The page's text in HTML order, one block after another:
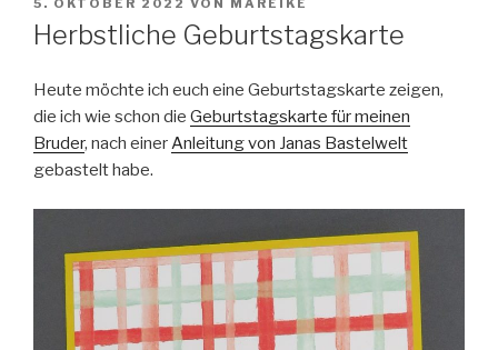
AM
5. OKTOBER 2022 VON MAREIKE
Herbstliche Geburtstagskarte
Heute möchte ich euch eine Geburtstagskarte zeigen,
die ich wie schon die Geburtstagskarte für meinen
Bruder, nach einerAnleitung von Janas Bastelwelt
gebastelt habe.